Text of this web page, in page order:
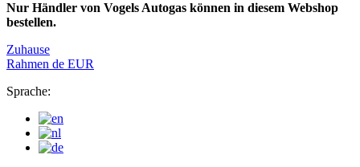
Nur Händler von Vogels Autogas können in diesem Webshop
bestellen.
Zuhause
Rahmen de EUR
Sprache: